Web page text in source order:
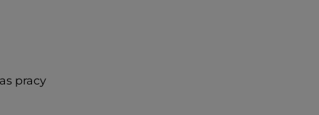
pracy